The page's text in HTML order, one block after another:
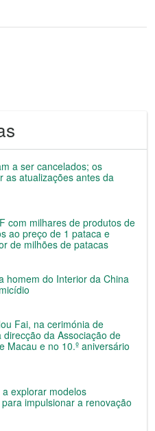
a ser cancelados; os
as atualizações antes da
com milhares de produtos de
ao preço de 1 pataca e
de milhões de patacas
homem do Interior da China
Fai, na cerimónia de
da Associação de
Macau e no 10.º aniversário
explorar modelos
impulsionar a renovação